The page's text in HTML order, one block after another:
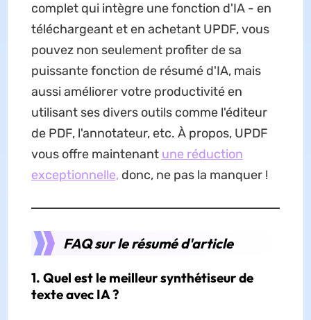
complet qui intègre une fonction d'IA - en
téléchargeant et en achetant UPDF, vous
pouvez non seulement profiter de sa
puissante fonction de résumé d'IA, mais
aussi améliorer votre productivité en
utilisant ses divers outils comme l'éditeur
de PDF, l'annotateur, etc. À propos, UPDF
vous offre maintenant une réduction
exceptionnelle,donc, ne pas la manquer !
FAQ sur le résumé d'article
1. Quel est le meilleur synthétiseur de
texte avec IA ?